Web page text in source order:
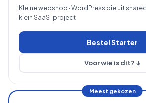
Kleine webshop · WordPress die uit
klein SaaS-project
Bestel Starter
Voor wie is dit? ↓
Meest gekozen